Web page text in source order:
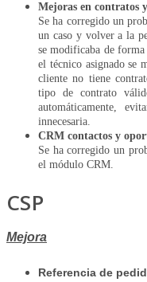
Mejoras en contratos
Se ha corregido un
un caso y volver a la
se modificaba de
el técnico asignado se
cliente no tiene
tipo de contrato
automáticamente,
innecesaria.
CRM contactos y
Se ha corregido un
el módulo CRM.
CSP
Mejora
Referencia de